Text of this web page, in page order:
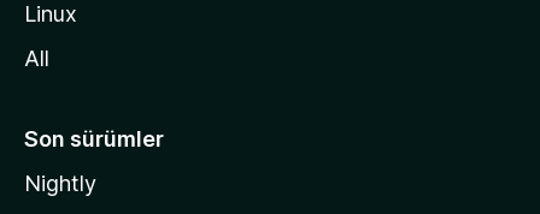
Linux
All
Son sürümler
Nightly